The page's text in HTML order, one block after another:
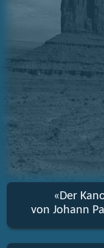
«Der
von Johann